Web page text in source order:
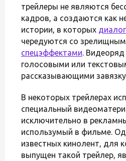
трейлеры не являются
кадров, а создаются как
истории, в которых
чередуются со
спецэффектами.
голосовыми или
рассказывающими
В некоторых трейлерах
специальный
исключительно в
использумый в фильме.
известных кинолент, для
выпущен такой трейлер,